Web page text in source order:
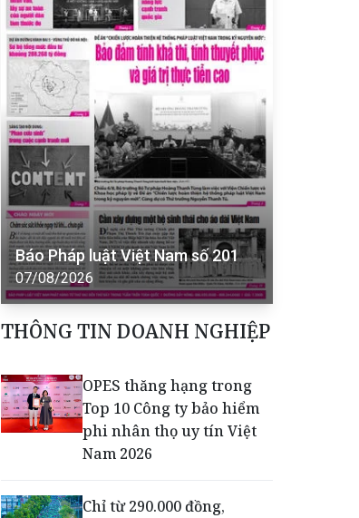
Báo Pháp luật Việt Nam số 201
07/08/2026
THÔNG TIN DOANH NGHIỆP
OPES thăng hạng trong
Top 10 Công ty bảo hiểm
phi nhân thọ uy tín Việt
Nam 2026
Chỉ từ 290.000 đồng,